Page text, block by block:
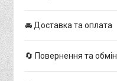
🚘 Доставка та оплата
🔄 Повернення та обмін